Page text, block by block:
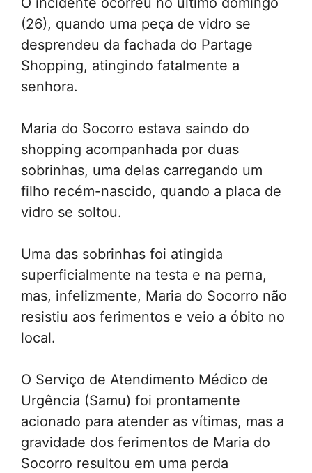
(26), quando uma peça de vidro se
desprendeu da fachada do Partage
Shopping, atingindo fatalmente a
senhora.
Maria do Socorro estava saindo do
shopping acompanhada por duas
sobrinhas, uma delas carregando um
filho recém-nascido, quando a placa de
vidro se soltou.
Uma das sobrinhas foi atingida
superficialmente na testa e na perna,
mas, infelizmente, Maria do Socorro não
resistiu aos ferimentos e veio a óbito no
local.
O Serviço de Atendimento Médico de
Urgência (Samu) foi prontamente
acionado para atender as vítimas, mas a
gravidade dos ferimentos de Maria do
Socorro resultou em uma perda